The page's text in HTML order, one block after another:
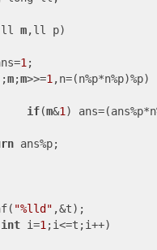
m,ll p)
1 ;
m;m>>=1 ,n=(n%p*n%p)%p)
if(m&1 )
ans%p;
"%lld" ,&t);
int i=1 ;i<=t;i++)